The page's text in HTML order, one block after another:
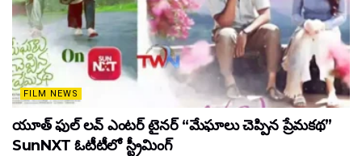
FILM NEWS
యూత్ ఫుల్ లవ్ ఎంటర్ టైనర్ “మేఘాలు చెప్పిన ప్రేమకథ”
SunNXT ఓటీటీలో స్ట్రీమింగ్